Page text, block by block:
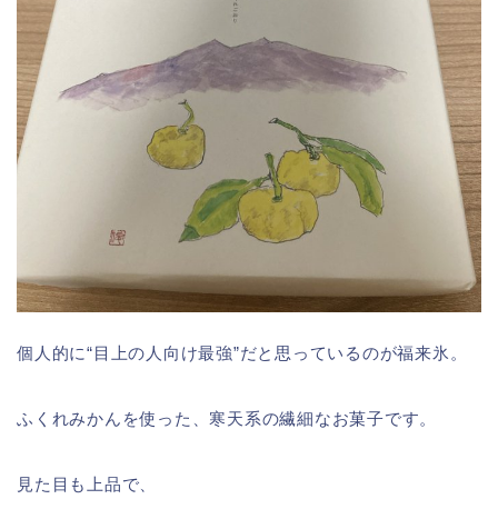
個人的に“目上の人向け最強”だと思っているのが福来氷。
ふくれみかんを使った、寒天系の繊細なお菓子です。
見た目も上品で、